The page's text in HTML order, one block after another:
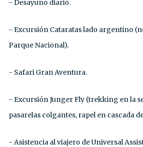
- Desayuno diario.
- Excursión Cataratas lado argentino
Parque Nacional).
- Safari Gran Aventura.
- Excursión Junger Fly (trekking en la
pasarelas colgantes, rapel en cascada
- Asistencia al viajero de Universal